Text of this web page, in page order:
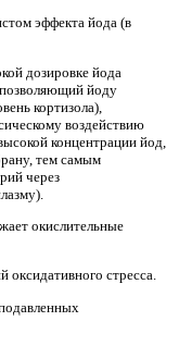
эффекта йода (в
дозировке йода
йоду
кортизола),
воздействию
концентрации йод,
тем самым
через
окислительные
оксидативного стресса.